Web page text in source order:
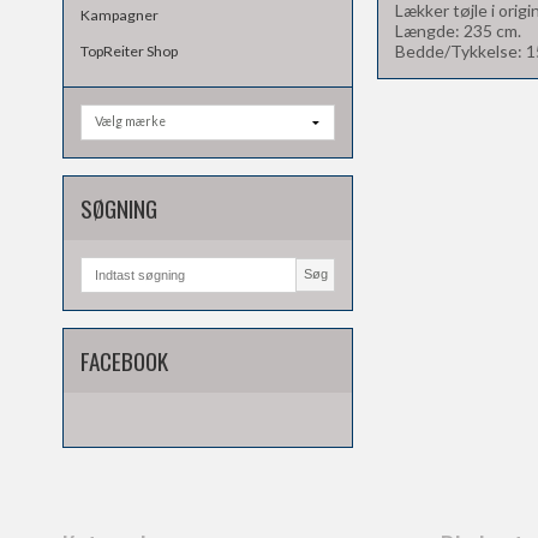
Kampagner
TopReiter Shop
SØGNING
Søg
FACEBOOK
Lækker tøjle i
Længde: 235 cm.
Bedde/Tykkelse: